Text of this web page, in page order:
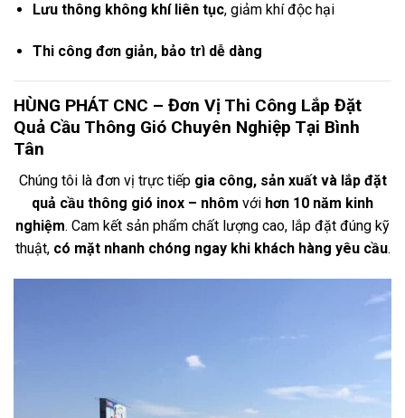
Lưu thông không khí liên tục, giảm khí độc hại
Thi công đơn giản, bảo trì dễ dàng
HÙNG PHÁT CNC – Đơn Vị Thi Công Lắp Đặt
Quả Cầu Thông Gió Chuyên Nghiệp Tại Bình
Tân
Chúng tôi là đơn vị trực tiếp gia công, sản xuất và lắp đặt
quả cầu thông gió inox – nhôm với hơn 10 năm kinh
nghiệm. Cam kết sản phẩm chất lượng cao, lắp đặt đúng kỹ
thuật, có mặt nhanh chóng ngay khi khách hàng yêu cầu.